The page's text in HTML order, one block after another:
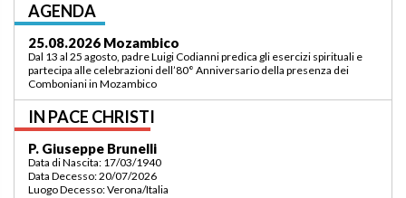
AGENDA
03.09.2026 Lomé/Togo
Padre Luigi Codianni e padre Elias Sindjalim partecipano dal 26 agosto al 3
settembre all’incontro della commissione ASCAF sulla riorganizzazione
della regione a Lomé/Togo
IN PACE CHRISTI
P. Bruno Bordonali
Data di Nascita: 01/07/1942
Data Decesso: 13/07/2026
Luogo Decesso: Verona /Italia